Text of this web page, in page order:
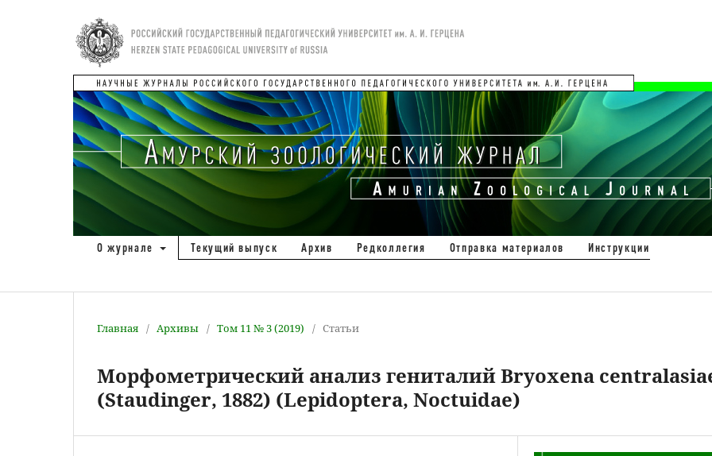
О журнале Текущий выпуск Архив Редколлегия Отправка материалов Инструкции
Главная / Архивы / Том 11 № 3 (2019) / Статьи
Морфометрический анализ гениталий Bryoxena
(Staudinger, 1882) (Lepidoptera, Noctuidae)